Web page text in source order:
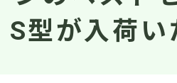
型が入荷い